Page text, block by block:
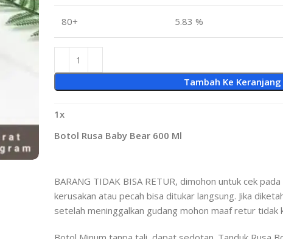
80+ 5.83 %
Tambah Ke Keranjang
1x
Botol Rusa Baby Bear 600 Ml
BARANG TIDAK BISA RETUR, dimohon untuk cek
kerusakan atau pecah bisa ditukar langsung. Jika
setelah meninggalkan gudang mohon maaf retur tidak